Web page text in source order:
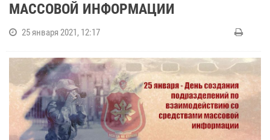
МАССОВОЙ ИНФОРМАЦИИ
25 января 2021, 12:17